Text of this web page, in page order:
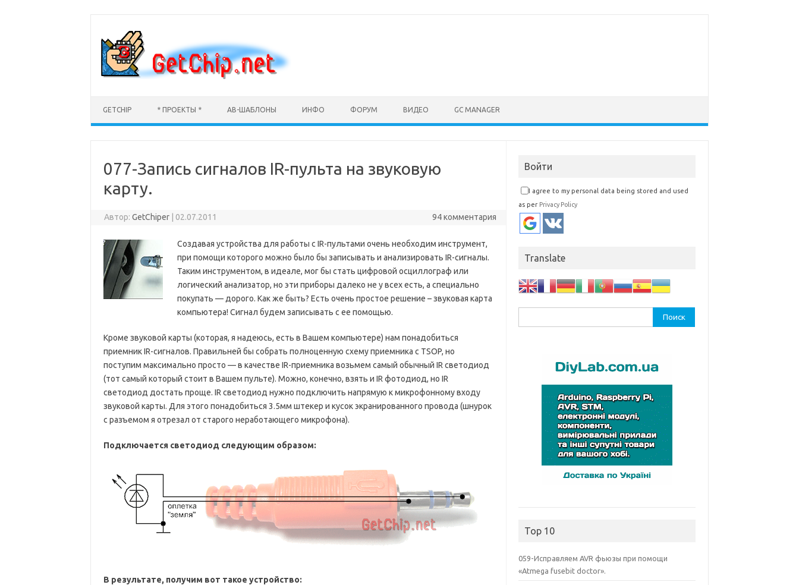
GETCHIP * ПРОЕКТЫ * AB-ШАБЛОНЫ ИНФО ФОРУМ ВИДЕО GC MANAGER
077-Запись сигналов IR-пульта на звуковую
карту.
Автор:GetChiper 02.07.2011 94 комментария
Создавая устройства для работы с IR-пультами очень необходим инструмент,
при помощи которого можно было бы записывать и анализировать IR-сигналы.
Таким инструментом, в идеале, мог бы стать цифровой осциллограф или
логический анализатор, но эти приборы далеко не у всех есть, а специально
покупать — дорого. Как же быть? Есть очень простое решение – звуковая карта
компьютера! Сигнал будем записывать с ее помощью.
Кроме звуковой карты (которая, я надеюсь, есть в Вашем компьютере) нам понадобиться
приемник IR-сигналов. Правильней бы собрать полноценную схему приемника с TSOP, но
поступим максимально просто — в качестве IR-приемника возьмем самый обычный IR светодиод
(тот самый который стоит в Вашем пульте). Можно, конечно, взять и IR фотодиод, но IR
светодиод достать проще. IR светодиод нужно подключить напрямую к микрофонному входу
звуковой карты. Для этого понадобиться 3.5мм штекер и кусок экранированного провода (шнурок
с разъемом я отрезал от старого неработающего микрофона).
Подключается светодиод следующим образом:
В результате, получим вот такое устройство:
Войти
I agree to my personal data being stored and used
as per Privacy Policy
Translate
Top 10
059-Исправляем AVR фьюзы при помощи
«Atmega fusebit doctor».